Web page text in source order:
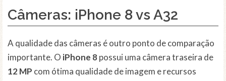
Câmeras: iPhone 8 vs A32
A qualidade das câmeras é outro ponto de comparação
importante. O iPhone 8possui uma câmera traseira de
12 MP com ótima qualidade de imagem e recursos